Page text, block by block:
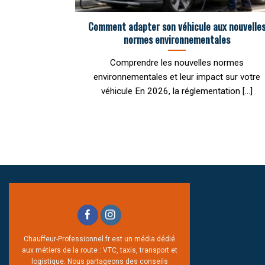
Comment adapter son véhicule aux nouvelles
normes environnementales
Comprendre les nouvelles normes
environnementales et leur impact sur votre
véhicule En 2026, la réglementation [...]
Chauffeur-Professionnel.fr est un média dédié
aux métiers de la route : VTC, taxis, transport et
logistique. Nous partageons des conseils